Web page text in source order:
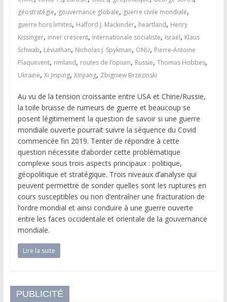
géostratégie, gouvernance globale, guerre civile mondiale,
guerre hors limites, Halford J. Mackinder, heartland, Henry
Kissinger, inner crescent, Internationale socialiste, Israël, Klaus
Schwab, Léviathan, Nicholas J. Spykman, ONU, Pierre-Antoine
Plaquevent, rimland, routes de l’opium, Russie, Thomas Hobbes,
Ukraine, Xi Jinping, Xinjiang, Zbigniew Brzezinski
Au vu de la tension croissante entre USA et Chine/Russie,
la toile bruisse de rumeurs de guerre et beaucoup se
posent légitimement la question de savoir si une guerre
mondiale ouverte pourrait suivre la séquence du Covid
commencée fin 2019. Tenter de répondre à cette
question nécessite d’aborder cette problématique
complexe sous trois aspects principaux : politique,
géopolitique et stratégique. Trois niveaux d’analyse qui
peuvent permettre de sonder quelles sont les ruptures en
cours susceptibles ou non d’entraîner une fracturation de
l’ordre mondial et ainsi conduire à une guerre ouverte
entre les faces occidentale et orientale de la gouvernance
mondiale.
Lire la suite
PUBLICITÉ